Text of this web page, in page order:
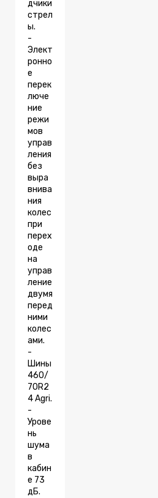
дчики
стрел
ы.
-
Элект
ронно
е
перек
люче
ние
режи
мов
управ
ления
без
выра
внива
ния
колес
при
перех
оде
на
управ
ление
двумя
перед
ними
колес
ами.
-
Шины
460/
70R2
4 Agri.
-
Урове
нь
шума
в
кабин
е 73
дБ.